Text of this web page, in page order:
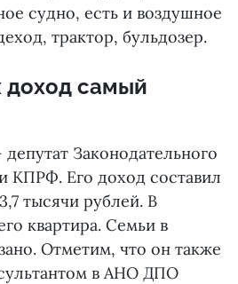
судно, есть и воздушное
трактор, бульдозер.
доход самый
Законодательного
КПРФ. Его доход составил
тысячи рублей. В
квартира. Семьи в
Отметим, что он также
в АНО ДПО